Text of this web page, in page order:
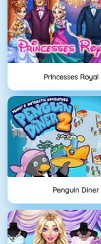
Princesses
Penguin Diner